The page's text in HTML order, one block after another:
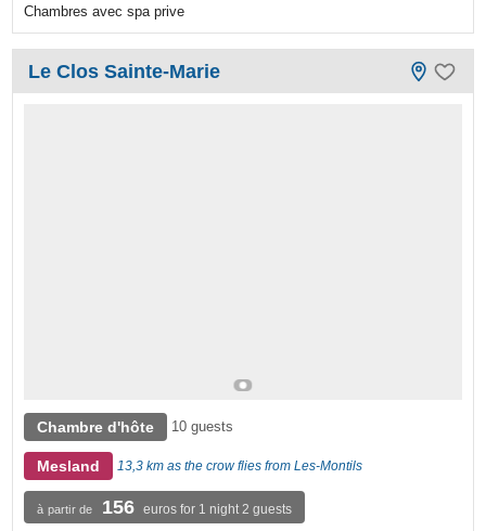
Chambres avec spa prive
Le Clos Sainte-Marie
Chambre d'hôte 10 guests
Mesland 13,3 km as the crow flies from Les-Montils
à partir de 156 euros for 1 night 2 guests